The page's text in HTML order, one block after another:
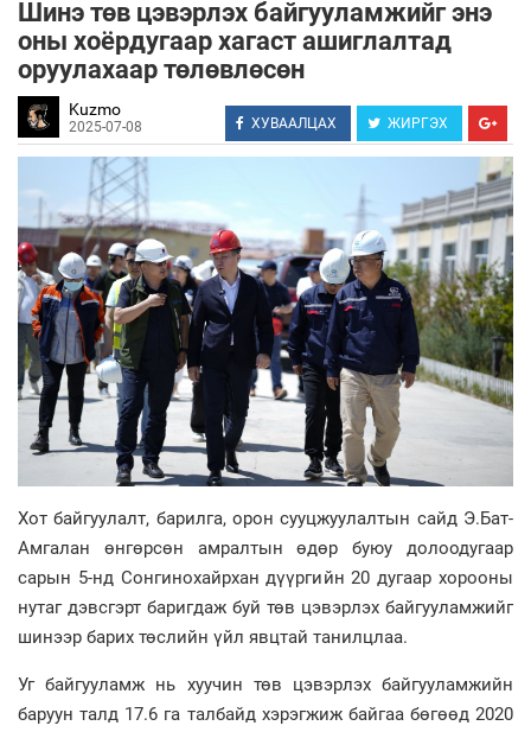
Шинэ төв цэвэрлэх байгууламжийг энэ
оны хоёрдугаар хагаст ашиглалтад
оруулахаар төлөвлөсөн
Kuzmo
2025-07-08 ХУВААЛЦАХ ЖИРГЭХ
Хот байгуулалт, барилга, орон сууцжуулалтын сайд Э.Бат-
Амгалан өнгөрсөн амралтын өдөр буюу долоодугаар
сарын 5-нд Сонгинохайрхан дүүргийн 20 дугаар хорооны
нутаг дэвсгэрт баригдаж буй төв цэвэрлэх байгууламжийг
шинээр барих төслийн үйл явцтай танилцлаа.
Уг байгууламж нь хуучин төв цэвэрлэх байгууламжийн
баруун талд 17.6 га талбайд хэрэгжиж байгаа бөгөөд 2020